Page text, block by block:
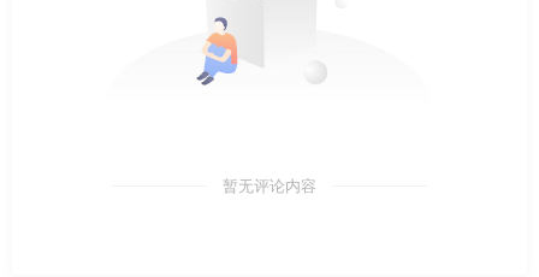
暂无评论内容